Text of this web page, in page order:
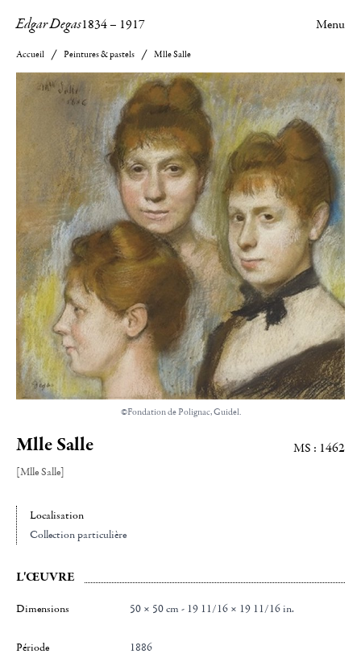
Edgar Degas1834– 1917 Menu
Accueil Peintures & pastels Mlle Salle
©Fondation de Polignac, Guidel.
Mlle Salle
[Mlle Salle]
MS : 1462
Localisation
Collection particulière
L'ŒUVRE
Dimensions 50 × 50 cm - 19 11/16 × 19 11/16 in.
Période 1886